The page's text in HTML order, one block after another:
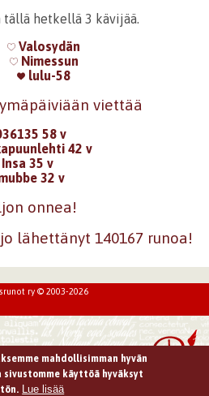
tällä hetkellä 3 kävijää.
Valosydän
Nimessun
lulu-58
viettää
58 v
42 v
Insa 35 v
32 v
onnea!
lähettänyt 140167 runoa!
ry © 2003-2026
mahdollisimman hyvän
käyttöä hyväksyt
Lue lisää